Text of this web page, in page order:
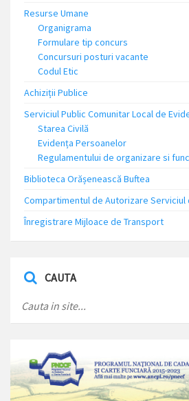
Resurse Umane
Organigrama
Formulare tip concurs
Concursuri posturi vacante
Codul Etic
Achiziții Publice
Serviciul Public Comunitar Local de
Starea Civilă
Evidența Persoanelor
Regulamentului de organizare si
Biblioteca Orășenească Buftea
Compartimentul de Autorizare Serviciul
Înregistrare Mijloace de Transport
CAUTA